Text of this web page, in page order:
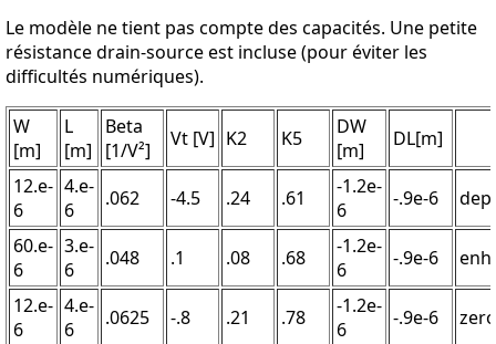
Le modèle ne tient pas compte des capacités. Une petite
résistance drain-source est incluse (pour éviter les
difficultés numériques).
W
[m]
L
[m]
Beta
[1/V²]
Vt [V] K2 K5
DW
[m]
DL[m]
12.e-
6
4.e-
6
.062 -4.5 .24 .61
-1.2e-
6
-.9e-6
60.e-
6
3.e-
6
.048 .1 .08 .68
-1.2e-
6
-.9e-6
12.e-
6
4.e-
6
.0625 -.8 .21 .78
-1.2e-
6
-.9e-6
zero